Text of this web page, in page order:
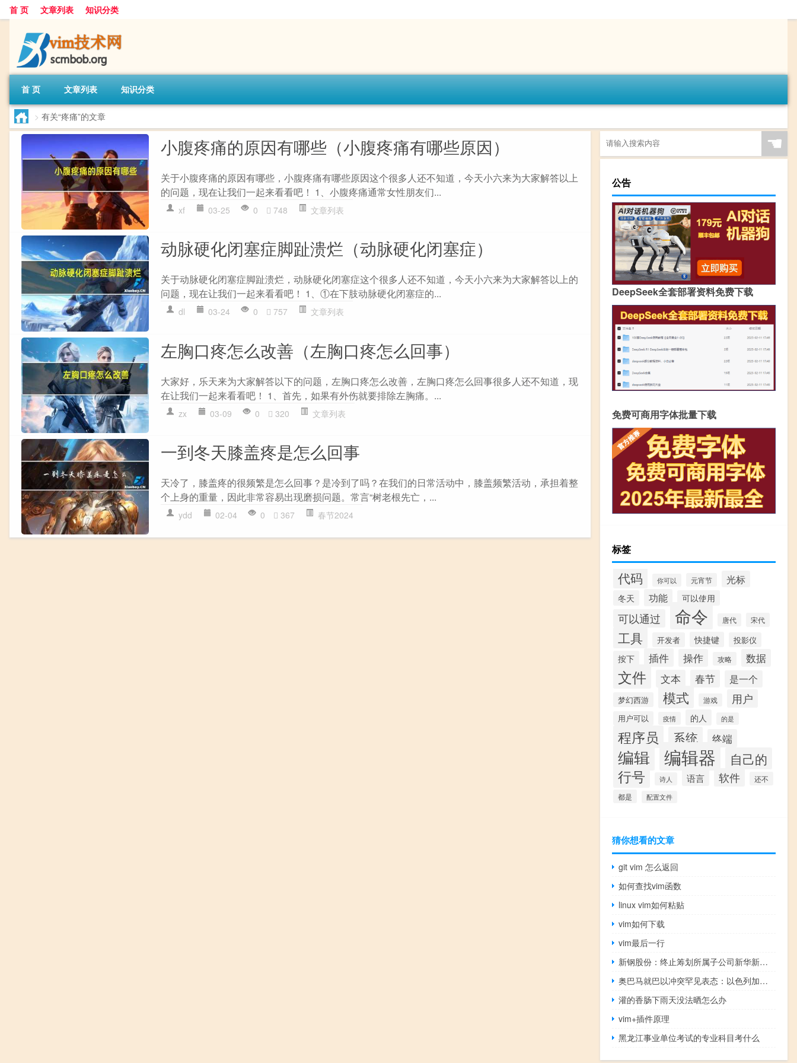
首 页 文章列表 知识分类
首 页 文章列表 知识分类
> 有关“疼痛”的文章
小腹疼痛的原因有哪些（小腹疼痛有哪些原因）
关于小腹疼痛的原因有哪些，小腹疼痛有哪些原因这个很多人还不知道，今天小六来为大家解答以上
的问题，现在让我们一起来看看吧！ 1、小腹疼痛通常女性朋友们...
xf 03-25 0 748 文章列表
动脉硬化闭塞症脚趾溃烂（动脉硬化闭塞症）
关于动脉硬化闭塞症脚趾溃烂，动脉硬化闭塞症这个很多人还不知道，今天小六来为大家解答以上的
问题，现在让我们一起来看看吧！ 1、①在下肢动脉硬化闭塞症的...
dl 03-24 0 757 文章列表
左胸口疼怎么改善（左胸口疼怎么回事）
大家好，乐天来为大家解答以下的问题，左胸口疼怎么改善，左胸口疼怎么回事很多人还不知道，现
在让我们一起来看看吧！ 1、首先，如果有外伤就要排除左胸痛。...
zx 03-09 0 320 文章列表
一到冬天膝盖疼是怎么回事
天冷了，膝盖疼的很频繁是怎么回事？是冷到了吗？在我们的日常活动中，膝盖频繁活动，承担着整
个上身的重量，因此非常容易出现磨损问题。常言“树老根先亡，...
ydd 02-04 0 367 春节2024
☚
公告
DeepSeek全套部署资料免费下载
免费可商用字体批量下载
标签
代码 你可以 元宵节 光标
冬天 功能 可以使用
可以通过 命令 唐代 宋代
工具 开发者 快捷键 投影仪
按下 插件 操作 攻略 数据
文件 文本 春节 是一个
梦幻西游 模式 游戏 用户
用户可以 疫情 的人 的是
程序员 系统 终端
编辑 编辑器 自己的
行号 诗人 语言 软件
还不
都是
配置文件
猜你想看的文章
git vim 怎么返回
如何查找vim函数
linux vim如何粘贴
vim如何下载
vim最后一行
新钢股份：终止筹划所属子公司新华新材分拆至上交所上市事项
奥巴马就巴以冲突罕见表态：以色列加剧人道主义危机巴勒斯坦人的态度更加强硬 到底什么情况呢
灌的香肠下雨天没法晒怎么办
vim+插件原理
黑龙江事业单位考试的专业科目考什么